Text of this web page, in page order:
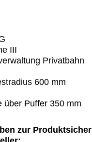
III
Privatbahn
600 mm
über Puffer 350 mm
zur